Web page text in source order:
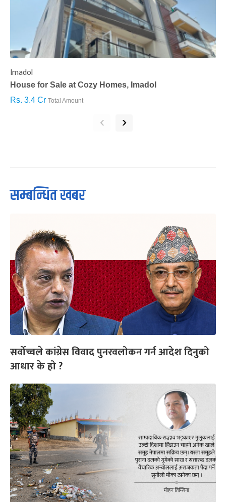
Imadol
House for Sale at Cozy Homes, Imadol
Rs. 3.4 Cr Total Amount
‹ ›
सम्बन्धित खबर
सर्वोच्चले कांग्रेस विवाद पुनरवलोकन गर्न आदेश दिनुको
आधार के हो ?